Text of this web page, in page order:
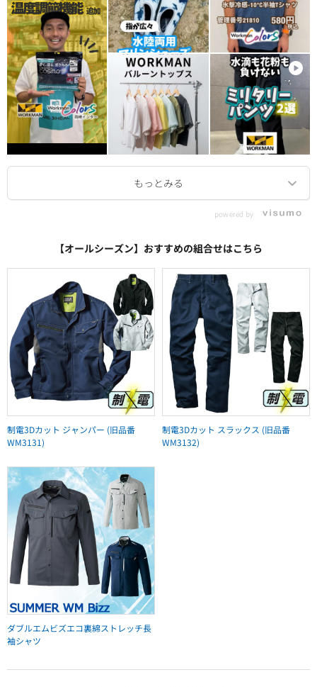
powered by
【オールシーズン】おすすめの組合せはこちら
制電3Dカット ジャンパー (旧品番
WM3131)
制電3Dカット スラックス (旧品番
WM3132)
ダブルエムビズエコ裏綿ストレッチ長
袖シャツ